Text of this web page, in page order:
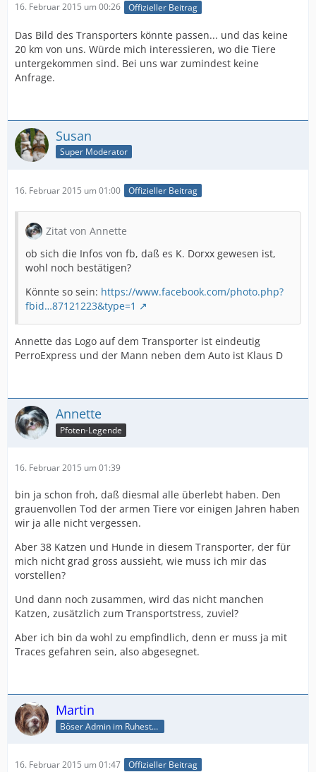
16. Februar 2015 um 00:26 Offizieller Beitrag
Das Bild des Transporters könnte passen... und das keine
20 km von uns. Würde mich interessieren, wo die Tiere
untergekommen sind. Bei uns war zumindest keine
Anfrage.
Susan
Super Moderator
16. Februar 2015 um 01:00 Offizieller Beitrag
Zitat von Annette
ob sich die Infos von fb, daß es K. Dorxx gewesen ist,
wohl noch bestätigen?
Könnte so sein: https://www.facebook.com/photo.php?
fbid…87121223&type=1
Annette das Logo auf dem Transporter ist eindeutig
PerroExpress und der Mann neben dem Auto ist Klaus D
Annette
Pfoten-Legende
16. Februar 2015 um 01:39
bin ja schon froh, daß diesmal alle überlebt haben. Den
grauenvollen Tod der armen Tiere vor einigen Jahren haben
wir ja alle nicht vergessen.
Aber 38 Katzen und Hunde in diesem Transporter, der für
mich nicht grad gross aussieht, wie muss ich mir das
vorstellen?
Und dann noch zusammen, wird das nicht manchen
Katzen, zusätzlich zum Transportstress, zuviel?
Aber ich bin da wohl zu empfindlich, denn er muss ja mit
Traces gefahren sein, also abgesegnet.
Martin
Böser Admin im Ruhestand
16. Februar 2015 um 01:47 Offizieller Beitrag